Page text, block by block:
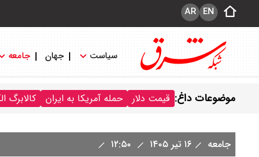
EN
AR
سیاست جهان جامعه
موضوعات داغ: قیمت دلار حمله آمریکا به ایران کالابرگ
جامعه ۱۶ تیر ۱۴۰۵